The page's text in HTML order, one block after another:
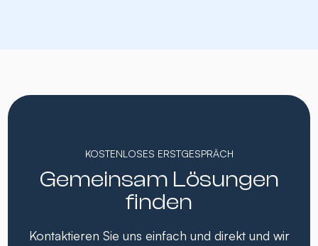
KOSTENLOSES ERSTGESPRÄCH
Gemeinsam Lösungen
finden
Kontaktieren Sie uns einfach und direkt und wir